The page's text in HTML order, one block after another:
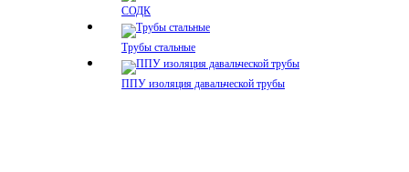
СОДК
Трубы стальные
ППУ изоляция давальческой трубы